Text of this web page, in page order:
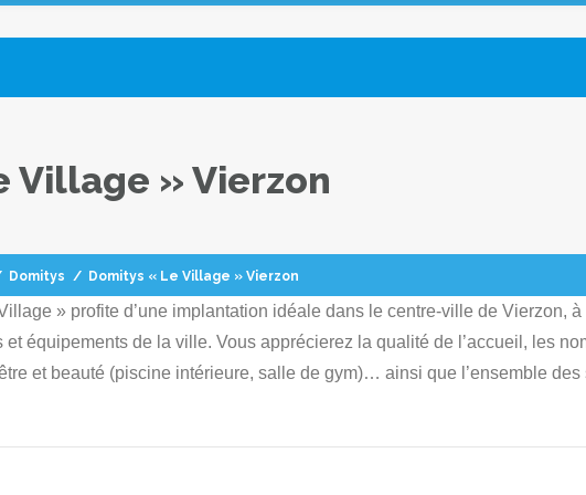
Village » Vierzon
Domitys / Domitys « Le Village » Vierzon
» profite d’une implantation idéale dans le centre-ville de Vierzon,
équipements de la ville. Vous apprécierez la qualité de l’accueil, les
et beauté (piscine intérieure, salle de gym)… ainsi que l’ensemble des